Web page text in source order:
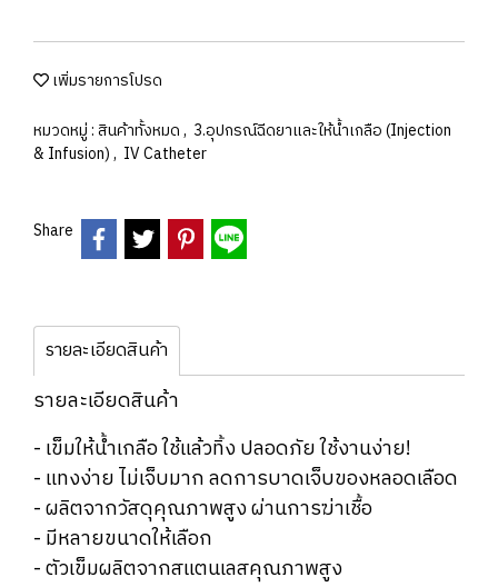
เพิ่มรายการโปรด
หมวดหมู่ :สินค้าทั้งหมด, 3.อุปกรณ์ฉีดยาและให้น้ำเกลือ (Injection
& Infusion), IV Catheter
Share
รายละเอียดสินค้า
รายละเอียดสินค้า
- เข็มให้น้ำเกลือ ใช้แล้วทิ้ง ปลอดภัย ใช้งานง่าย!
- แทงง่าย ไม่เจ็บมาก ลดการบาดเจ็บของหลอดเลือด
- ผลิตจากวัสดุคุณภาพสูง ผ่านการฆ่าเชื้อ
- มีหลายขนาดให้เลือก
- ตัวเข็มผลิตจากสแตนเลสคุณภาพสูง